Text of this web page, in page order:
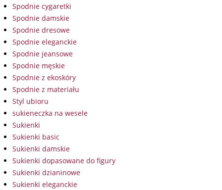
Spodnie cygaretki
Spodnie damskie
Spodnie dresowe
Spodnie eleganckie
Spodnie jeansowe
Spodnie męskie
Spodnie z ekoskóry
Spodnie z materiału
Styl ubioru
sukieneczka na wesele
Sukienki
Sukienki basic
Sukienki damskie
Sukienki dopasowane do figury
Sukienki dzianinowe
Sukienki eleganckie